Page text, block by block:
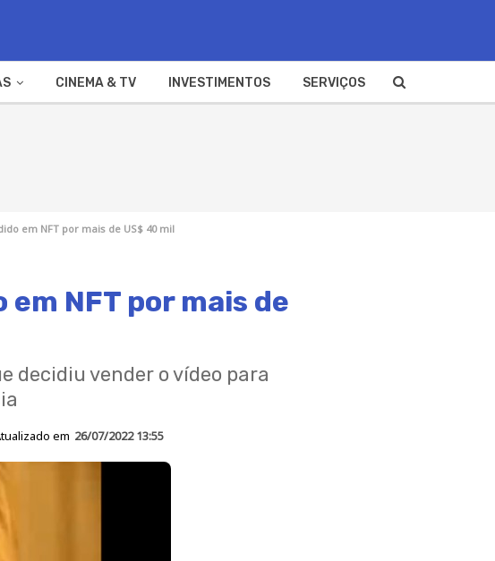
CINEMA & TV INVESTIMENTOS SERVIÇOS
em NFT por mais de US$ 40 mil
NFT por mais de
decidiu vender o vídeo para
em 26/07/2022 13:55